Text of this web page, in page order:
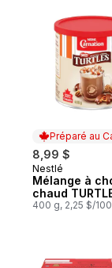
Préparé au
8,99 $
Préparé au
Nestlé
Mélange à
chaud
400 g, 2,25 $/